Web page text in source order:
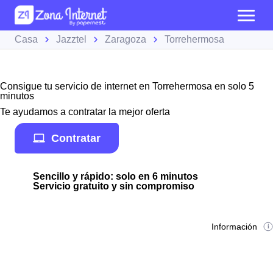
Casa Jazztel Zaragoza Torrehermosa
Consigue tu servicio de internet en Torrehermosa en solo 5
minutos
Te ayudamos a contratar la mejor oferta
Contratar
Sencillo y rápido: solo en 6 minutos
Servicio gratuito y sin compromiso
Información